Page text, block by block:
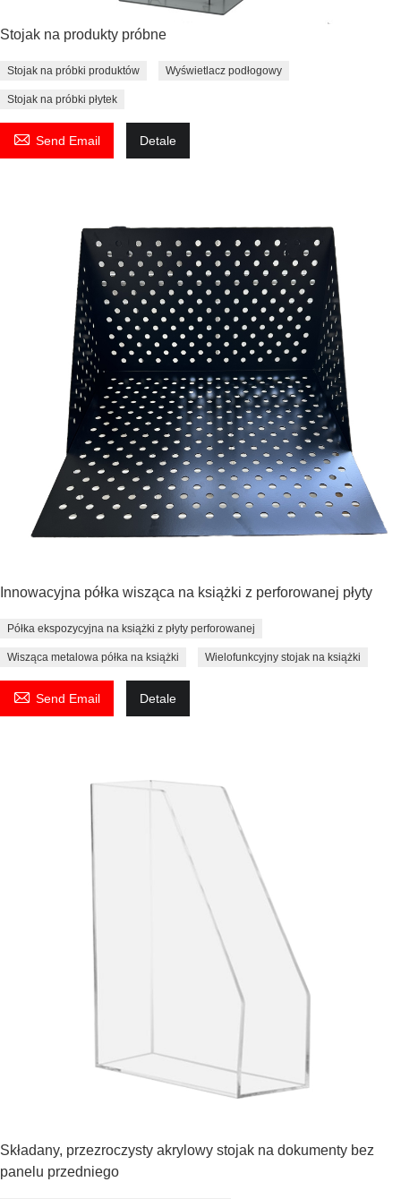
Stojak na produkty próbne
Stojak na próbki produktów Wyświetlacz podłogowy
Stojak na próbki płytek
 Send Email Detale
Innowacyjna półka wisząca na książki z perforowanej płyty
Półka ekspozycyjna na książki z płyty perforowanej
Wisząca metalowa półka na książki Wielofunkcyjny stojak na książki
 Send Email Detale
Składany, przezroczysty akrylowy stojak na dokumenty bez
panelu przedniego